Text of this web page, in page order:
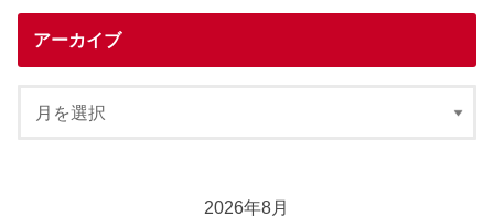
アーカイブ
2026年8月